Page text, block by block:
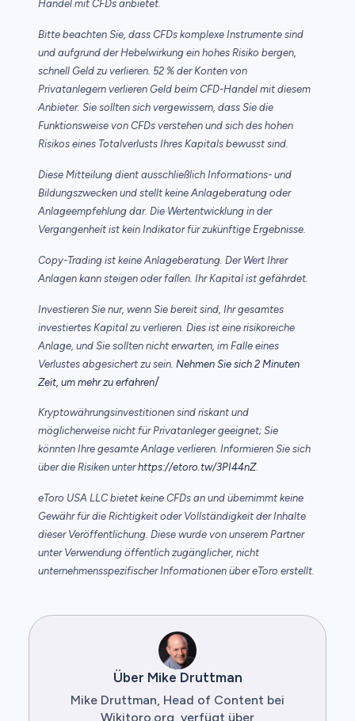
Handel mit CFDs anbietet.
Bitte beachten Sie, dass CFDs komplexe Instrumente sind
und aufgrund der Hebelwirkung ein hohes Risiko bergen,
schnell Geld zu verlieren. 52 % der Konten von
Privatanlegern verlieren Geld beim CFD-Handel mit diesem
Anbieter. Sie sollten sich vergewissern, dass Sie die
Funktionsweise von CFDs verstehen und sich des hohen
Risikos eines Totalverlusts Ihres Kapitals bewusst sind.
Diese Mitteilung dient ausschließlich Informations- und
Bildungszwecken und stellt keine Anlageberatung oder
Anlageempfehlung dar. Die Wertentwicklung in der
Vergangenheit ist kein Indikator für zukünftige Ergebnisse.
Copy-Trading ist keine Anlageberatung. Der Wert Ihrer
Anlagen kann steigen oder fallen. Ihr Kapital ist gefährdet.
Investieren Sie nur, wenn Sie bereit sind, Ihr gesamtes
investiertes Kapital zu verlieren. Dies ist eine risikoreiche
Anlage, und Sie sollten nicht erwarten, im Falle eines
Verlustes abgesichert zu sein. Nehmen Sie sich 2 Minuten
Zeit, um mehr zu erfahren/
Kryptowährungsinvestitionen sind riskant und
möglicherweise nicht für Privatanleger geeignet; Sie
könnten Ihre gesamte Anlage verlieren. Informieren Sie sich
über die Risiken unter https://etoro.tw/3PI44nZ.
eToro USA LLC bietet keine CFDs an und übernimmt keine
Gewähr für die Richtigkeit oder Vollständigkeit der Inhalte
dieser Veröffentlichung. Diese wurde von unserem Partner
unter Verwendung öffentlich zugänglicher, nicht
unternehmensspezifischer Informationen über eToro erstellt.
Über Mike Druttman
Mike Druttman, Head of Content bei
Wikitoro.org, verfügt über